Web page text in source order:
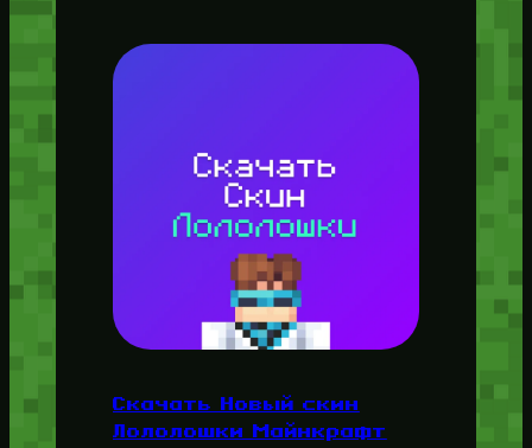
Скачать Новый скин
Лололошки Майнкрафт